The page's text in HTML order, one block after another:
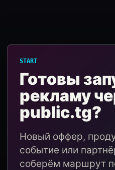
START
Готовы
рекламу
public.tg?
Новый оффер,
событие или
соберём маршрут